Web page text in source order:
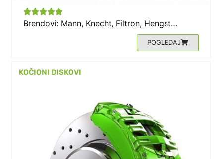

Brendovi: Mann, Knecht, Filtron, Hengst…
POGLEDAJ
KOČIONI DISKOVI